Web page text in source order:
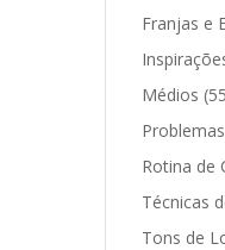
Franjas e
Médios
Rotina de
Técnicas
Tons de